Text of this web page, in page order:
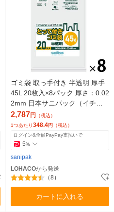
ゴミ袋 取っ手付き 半透明 厚手
45L 20枚入×8パック 厚さ：0.02
2mm 日本サニパック（イチオ
シ）
2,787円 （税込）
1つあたり348.4円 （税込）
ログイン&全額PayPay支払いで
5%
sanipak
LOHACOから発送
（8）
カートに入れる